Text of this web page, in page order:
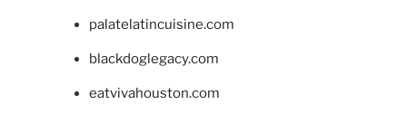
palatelatincuisine.com
blackdoglegacy.com
eatvivahouston.com